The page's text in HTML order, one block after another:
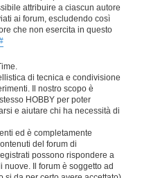
attribuire a ciascun autore
ai forum, escludendo così
che non esercita in questo
di tecnica e condivisione
Il nostro scopo è
HOBBY per poter
e aiutare chi ha necessità di
ed è completamente
del forum di
possono rispondere a
Il forum è soggetto ad